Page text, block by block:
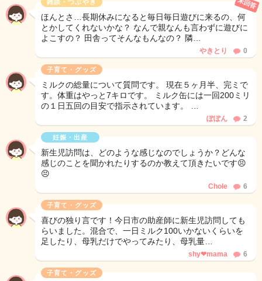
雑談・つぶやき
ほんとさ…長期休みになると毎日毎日遊びに来るの、何
とかしてくれないかな？ なんで親なんも言わずに遊びに
よこすの？ 田舎ってそんなもんなの？ 隣…
未回答
やきとり 0
子育て・グッズ
ミルクの総量について質問です。 現在５ヶ月半、完ミで
す。体重はやっと7キロです。 ミルク缶には一回200ミリ
の１日五回の目安で指示されています。 …
ぽぽん 2
妊娠・出産
新生児訪問は、どのような感じなのでしょうか？どんな
感じのことを聞かれたりするのか教えて頂きたいです😣
😣
Chole 6
子育て・グッズ
喜びの独り言です！今日市の助産師に新生児訪問しても
らいました。混合で、一日ミルク100いかないくらいを
足したり、母乳だけでやってみたり、母乳量…
shy❤︎mama 6
子育て・グッズ